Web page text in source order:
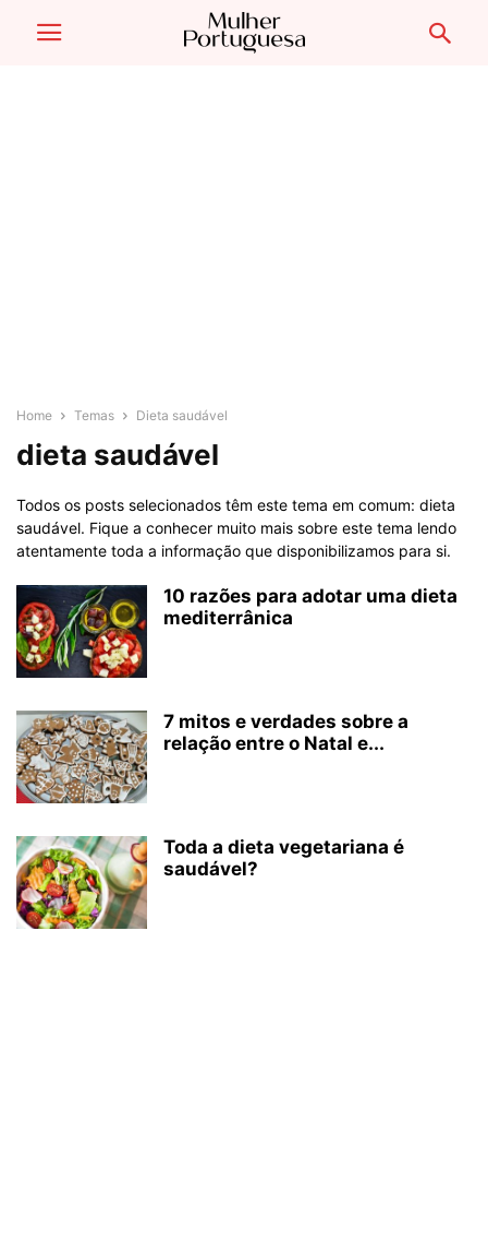
Home Temas Dieta saudável
dieta saudável
Todos os posts selecionados têm este tema em comum: dieta
saudável. Fique a conhecer muito mais sobre este tema lendo
atentamente toda a informação que disponibilizamos para si.
10 razões para adotar uma dieta
mediterrânica
7 mitos e verdades sobre a
relação entre o Natal e...
Toda a dieta vegetariana é
saudável?